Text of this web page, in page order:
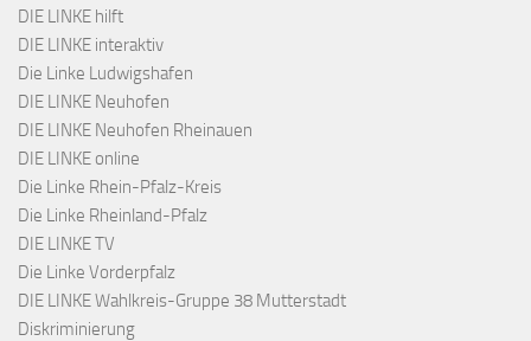
DIE LINKE hilft
DIE LINKE interaktiv
Die Linke Ludwigshafen
DIE LINKE Neuhofen
DIE LINKE Neuhofen Rheinauen
DIE LINKE online
Die Linke Rhein-Pfalz-Kreis
Die Linke Rheinland-Pfalz
DIE LINKE TV
Die Linke Vorderpfalz
DIE LINKE Wahlkreis-Gruppe 38 Mutterstadt
Diskriminierung